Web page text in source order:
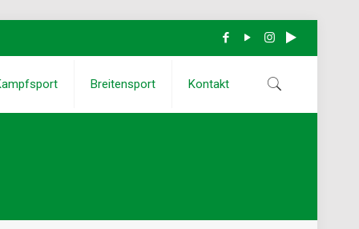
Breitensport Kontakt